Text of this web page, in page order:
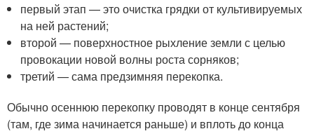
первый этап — это очистка грядки от культивируемых
на ней растений;
второй — поверхностное рыхление земли с целью
провокации новой волны роста сорняков;
третий — сама предзимняя перекопка.
Обычно осеннюю перекопку проводят в конце сентября
(там, где зима начинается раньше) и вплоть до конца